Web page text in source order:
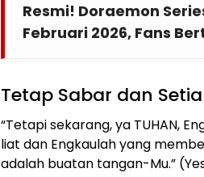
Resmi! Doraemon
Februari 2026, Fans
Tetap Sabar dan Setia
“Tetapi sekarang, ya TUHAN,
liat dan Engkaulah yang
adalah buatan tangan-Mu.”